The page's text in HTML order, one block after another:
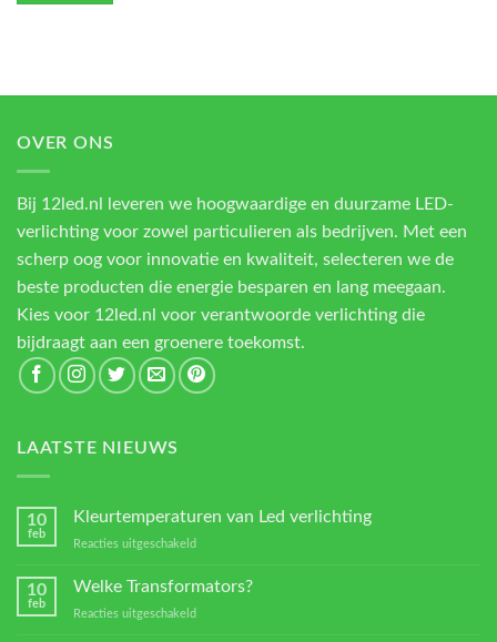
OVER ONS
Bij 12led.nl leveren we hoogwaardige en duurzame LED-
verlichting voor zowel particulieren als bedrijven. Met een
scherp oog voor innovatie en kwaliteit, selecteren we de
beste producten die energie besparen en lang meegaan.
Kies voor 12led.nl voor verantwoorde verlichting die
bijdraagt aan een groenere toekomst.
LAATSTE NIEUWS
10
feb
Kleurtemperaturen van Led verlichting
Reacties uitgeschakeld
verlichting
10
feb
Welke Transformators?
Reacties uitgeschakeld